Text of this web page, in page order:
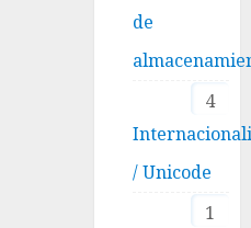
de
4
/ Unicode
1